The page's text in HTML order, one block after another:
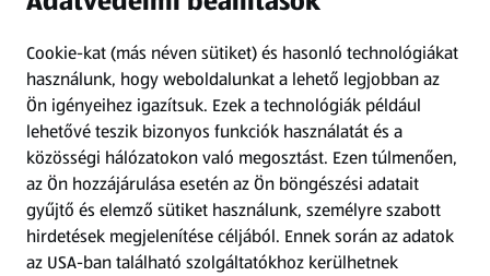
Információk
Kérdőív
Fizetési lehetőségek
ALDI utalványok
Árcsökkentés
Cookie-kat (más néven sütiket) és hasonló technológiákat
használunk, hogy weboldalunkat a lehető legjobban az
Ön igényeihez igazítsuk. Ezek a technológiák például
lehetővé teszik bizonyos funkciók használatát és a
közösségi hálózatokon való megosztást. Ezen túlmenően,
az Ön hozzájárulása esetén az Ön böngészési adatait
gyűjtő és elemző sütiket használunk, személyre szabott
hirdetések megjelenítése céljából. Ennek során az adatok
az USA-ban található szolgáltatókhoz kerülhetnek